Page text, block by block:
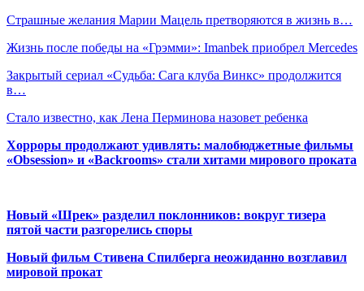
Страшные желания Марии Мацель претворяются в жизнь в…
Жизнь после победы на «Грэмми»: Imanbek приобрел Mercedes
Закрытый сериал «Судьба: Сага клуба Винкс» продолжится
в…
Стало известно, как Лена Перминова назовет ребенка
Хорроры продолжают удивлять: малобюджетные фильмы
«Obsession» и «Backrooms» стали хитами мирового проката
Новый «Шрек» разделил поклонников: вокруг тизера
пятой части разгорелись споры
Новый фильм Стивена Спилберга неожиданно возглавил
мировой прокат